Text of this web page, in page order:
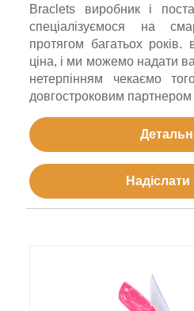
Braclets виробник і
спеціалізуємося на
протягом багатьох років.
ціна, і ми можемо надати
нетерпінням чекаємо
довгостроковим партнером
Надіслати